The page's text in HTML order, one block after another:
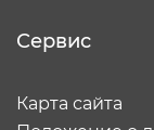
Сервис
Карта сайта